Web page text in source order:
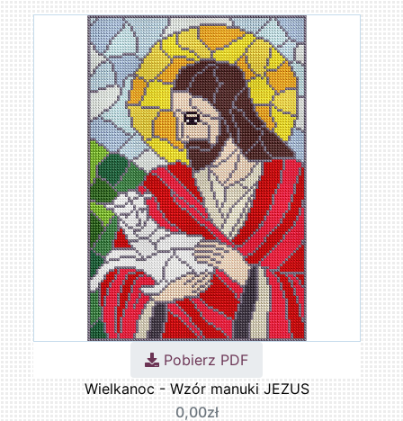
Pobierz PDF
Wielkanoc - Wzór manuki JEZUS
0,00zł